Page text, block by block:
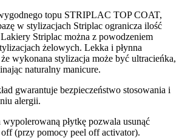
topu STRIPLAC TOP COAT,
w stylizacjach Striplac ogranicza ilość
Striplac można z powodzeniem
żelowych. Lekka i płynna
wykonana stylizacja może być ultracieńka,
naturalny manicure.
gwarantuje bezpieczeństwo stosowania i
alergii.
płytkę pozwala usunąć
(przy pomocy peel off activator).